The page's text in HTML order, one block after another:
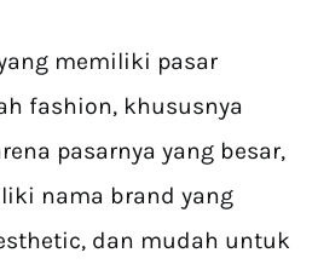
memiliki pasar
fashion, khususnya
pasarnya yang besar,
nama brand yang
dan mudah untuk